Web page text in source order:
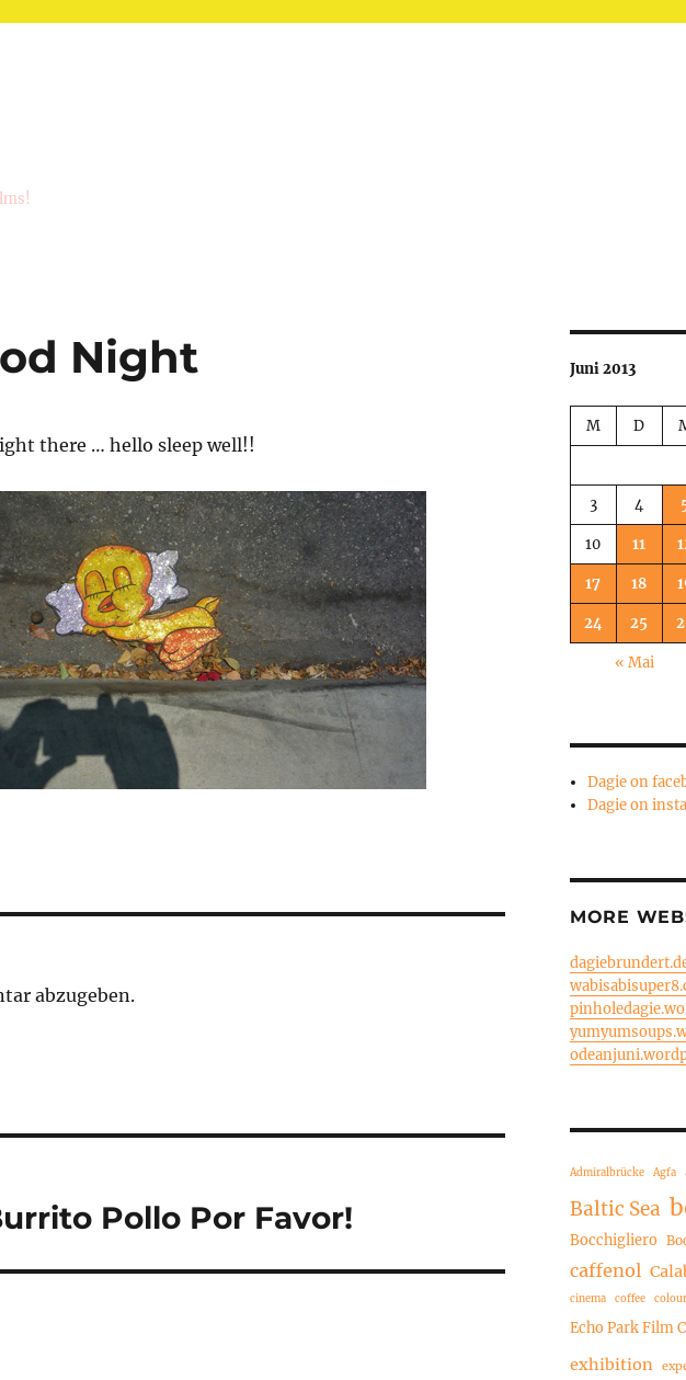
Night
there … hello sleep well!!
abzugeben.
Pollo Por Favor!
Juni 2013
M D
3 4
10 11
17 18
24 25
« Mai
Dagie on
Dagie on
MORE
Admiralbrücke Agfa
Baltic Sea
Bocchigliero
caffenol
cinema coffee
Echo Park Film
exhibition